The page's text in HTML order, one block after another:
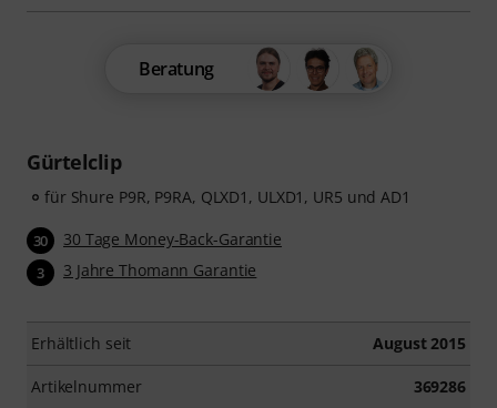
Gürtelclip
für Shure P9R, P9RA, QLXD1, ULXD1, UR5 und AD1
30 30 Tage Money-Back-Garantie
3 3 Jahre Thomann Garantie
Erhältlich seit August 2015
Artikelnummer 369286
Beratung